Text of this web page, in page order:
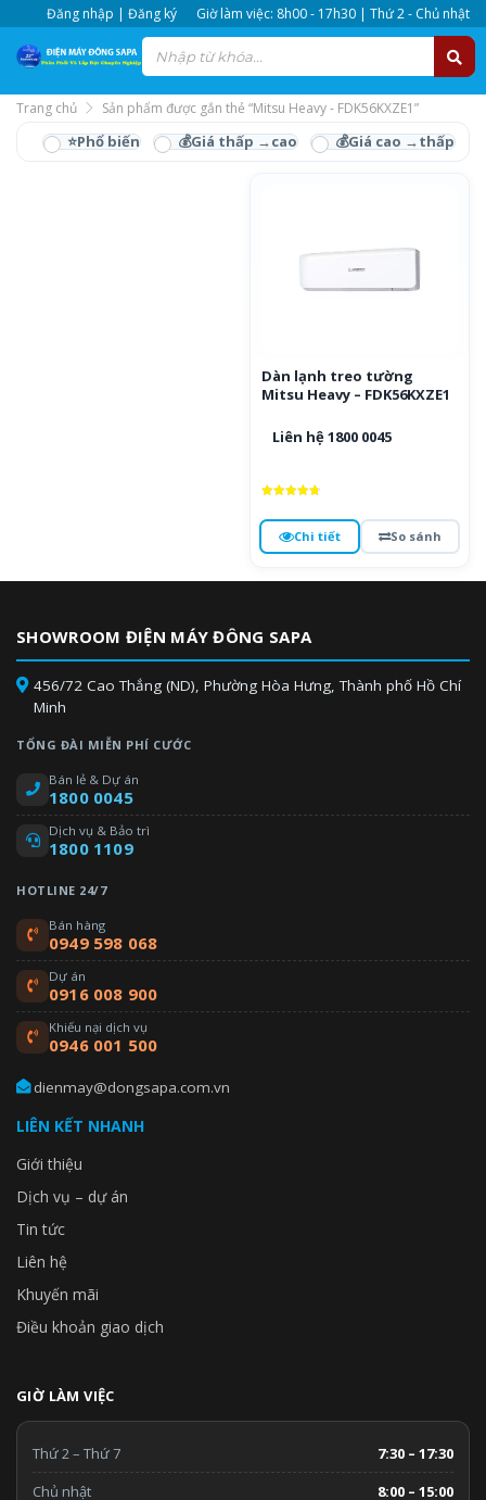
Đăng nhập | Đăng ký Giờ làm việc: 8h00 - 17h30 | Thứ 2 - Chủ nhật
Trang chủ Sản phẩm được gắn thẻ “Mitsu Heavy - FDK56KXZE1”
Mitsu Heavy -
Dàn lạnh treo tường
Mitsu Heavy – FDK56KXZE1
Liên hệ 1800 0045
5 saoChi tiết So sánh
SHOWROOM ĐIỆN MÁY ĐÔNG SAPA
456/72 Cao Thắng (ND), Phường Hòa Hưng, Thành phố Hồ Chí
Minh
TỔNG ĐÀI MIỄN PHÍ CƯỚC
Bán lẻ & Dự án
1800 0045
Dịch vụ & Bảo trì
1800 1109
HOTLINE 24/7
Bán hàng
0949 598 068
Dự án
0916 008 900
Khiếu nại dịch vụ
0946 001 500
dienmay@dongsapa.com.vn
LIÊN KẾT NHANH
Giới thiệu
Dịch vụ – dự án
Tin tức
Liên hệ
Khuyến mãi
Điều khoản giao dịch
GIỜ LÀM VIỆC
Thứ 2 – Thứ 7
7:30 – 17:30
Chủ nhật
8:00 – 15:00